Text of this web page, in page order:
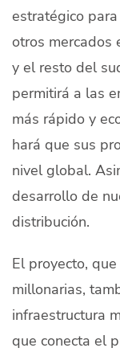
estratégico
otros mercados
y el resto del
permitirá a las
más rápido y
hará que sus
nivel global.
desarrollo de
distribución.
El proyecto,
millonarias,
infraestructura
que conecta el